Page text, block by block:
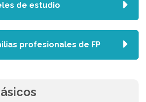
de estudio
profesionales de FP